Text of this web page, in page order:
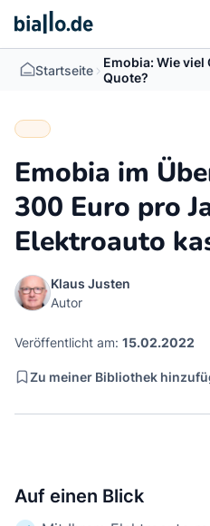
Startseite > Emobia: Wie viel
Quote?
Emobia im
300 Euro pro
Elektroauto
Klaus Justen
Autor
Veröffentlicht am: 15.02.2022
Zu meiner Bibliothek
Auf einen Blick